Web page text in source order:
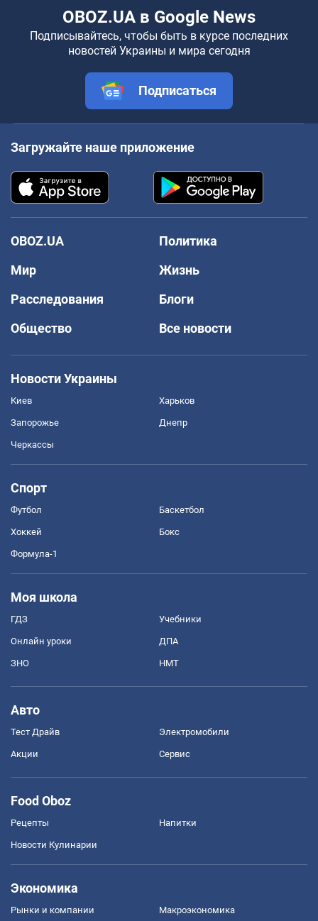
OBOZ.UA в Google News
Подписывайтесь, чтобы быть в курсе последних
новостей Украины и мира сегодня
Подписаться
Загружайте наше приложение
OBOZ.UA
Политика
Мир
Жизнь
Расследования
Блоги
Общество
Все новости
Новости Украины
Киев Харьков
Запорожье Днепр
Черкассы
Спорт
Футбол Баскетбол
Хоккей Бокс
Формула-1
Моя школа
ГДЗ Учебники
Онлайн уроки ДПА
ЗНО НМТ
Авто
Тест Драйв Электромобили
Акции Сервис
Food Oboz
Рецепты Напитки
Новости Кулинарии
Экономика
Рынки и компании Mакроэкономика